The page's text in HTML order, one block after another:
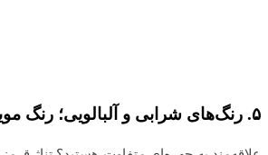
۵. رنگ‌های شرابی و آلبالویی؛ رنگ